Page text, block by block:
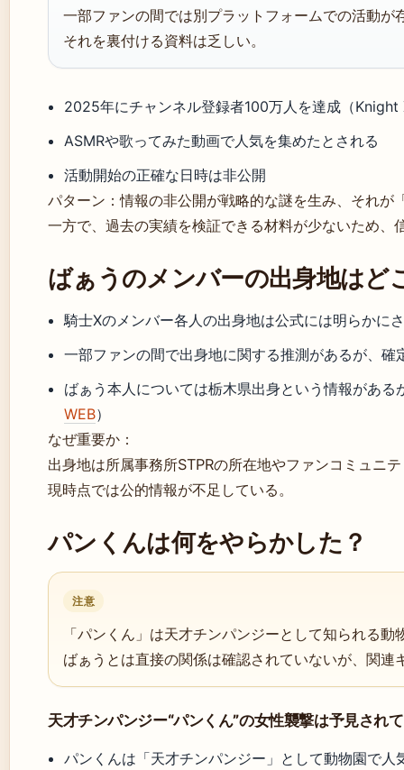
一部ファンの間では別プラットフォームでの活動が
それを裏付ける資料は乏しい。
2025年にチャンネル登録者100万人を達成（Knight
ASMRや歌ってみた動画で人気を集めたとされる
活動開始の正確な日時は非公開
パターン：情報の非公開が戦略的な謎を生み、それ
一方で、過去の実績を検証できる材料が少ないため、
ばぁうのメンバーの出身地はど
騎士Xのメンバー各人の出身地は公式には明らかに
一部ファンの間で出身地に関する推測があるが、確
ばぁう本人については栃木県出身という情報がある
WEB）
なぜ重要か：
出身地は所属事務所STPRの所在地やファンコミュニ
現時点では公的情報が不足している。
パンくんは何をやらかした？
注意
「パンくん」は天才チンパンジーとして知られる動
ばぁうとは直接の関係は確認されていないが、関連
天才チンパンジー“パンくん”の女性襲撃は予見され
パンくんは「天才チンパンジー」として動物園で人